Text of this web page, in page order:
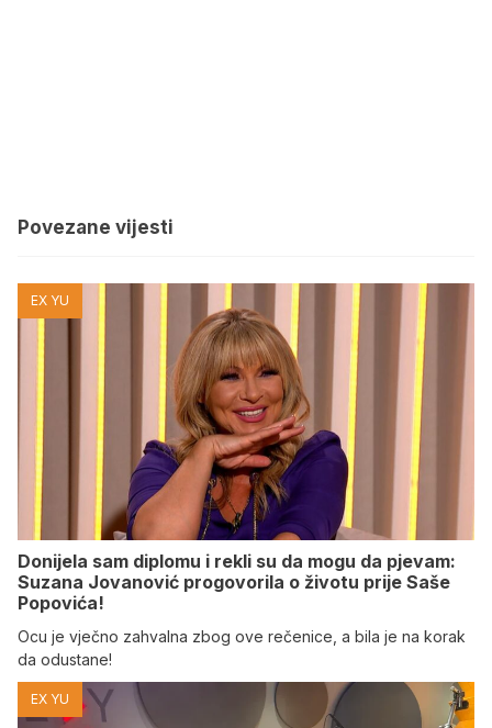
Povezane vijesti
EX YU
Donijela sam diplomu i rekli su da mogu da pjevam:
Suzana Jovanović progovorila o životu prije Saše
Popovića!
Ocu je vječno zahvalna zbog ove rečenice, a bila je na korak
da odustane!
EX YU